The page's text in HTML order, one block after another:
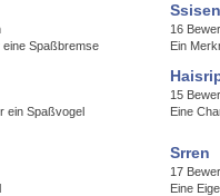
Spaßbremse
Ssisen
16
Ein
ein Spaßvogel
15
Eine
Srren
17
Eine